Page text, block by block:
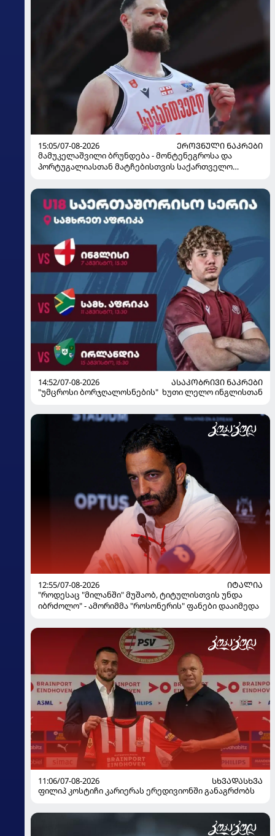
15:05/07-08-2026
ᲔᲠᲝᲕᲜᲣᲚᲘ ᲜᲐᲙᲠᲔᲑᲘ
მამუკელაშვილი ბრუნდება - მონტენეგროსა და
პორტუგალიასთან მატჩებისთვის საქართველო
14:52/07-08-2026
ᲐᲡᲐᲙᲝᲑᲠᲘᲕᲘ ᲜᲐᲙᲠᲔᲑᲘ
"უმცროსი ბორჯღალოსნების" ხუთი ლელო ინგლისთან
12:55/07-08-2026
ᲘᲢᲐᲚᲘᲐ
"როდესაც "მილანში" მუშაობ, ტიტულისთვის უნდა
იბრძოლო" - ამორიმმა "როსონერის" ფანები დააიმედა
11:06/07-08-2026
ᲡᲮᲕᲐᲓᲐᲡᲮᲕᲐ
ფილიპ კოსტიჩი კარიერას ერედივიონში განაგრძობს